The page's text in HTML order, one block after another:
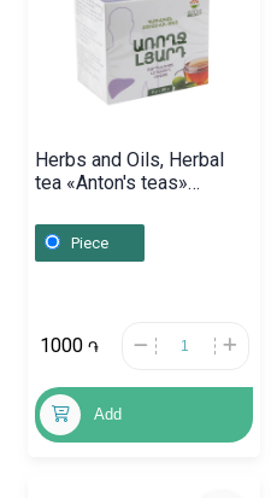
Herbs and Oils, Herbal
tea «Anton's teas»
Piece
1000 ֏
Add